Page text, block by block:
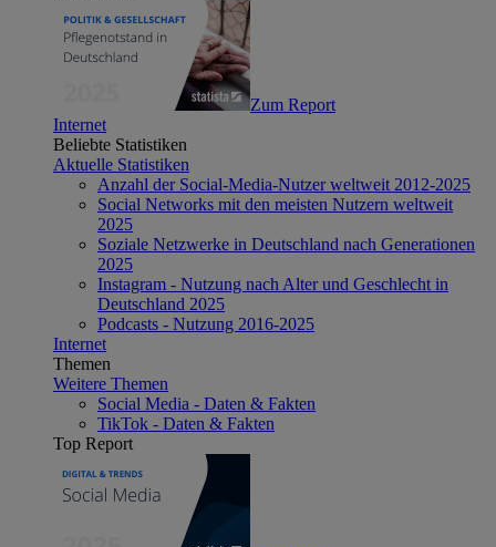
Zum Report
Internet
Beliebte Statistiken
Aktuelle Statistiken
Anzahl der Social-Media-Nutzer weltweit 2012-2025
Social Networks mit den meisten Nutzern weltweit
2025
Soziale Netzwerke in Deutschland nach Generationen
2025
Instagram - Nutzung nach Alter und Geschlecht in
Deutschland 2025
Podcasts - Nutzung 2016-2025
Internet
Themen
Weitere Themen
Social Media - Daten & Fakten
TikTok - Daten & Fakten
Top Report